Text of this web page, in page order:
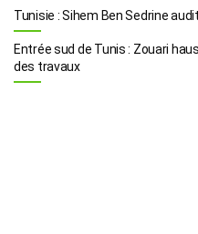
Tunisie : Sihem Ben Sedrine
Entrée sud de Tunis : Zouari
des travaux